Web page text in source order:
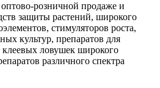
розничной продаже и
защиты растений, широкого
стимуляторов роста,
культур, препаратов для
клеевых ловушек широкого
различного спектра